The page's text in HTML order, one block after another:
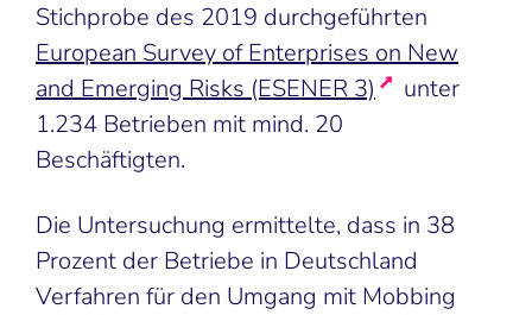
Stichprobe des 2019 durchgeführten
European Survey of Enterprises on New
and Emerging Risks (ESENER 3)
unter
1.234 Betrieben mit mind. 20
Beschäftigten.
Die Untersuchung ermittelte, dass in 38
Prozent der Betriebe in Deutschland
Verfahren für den Umgang mit Mobbing